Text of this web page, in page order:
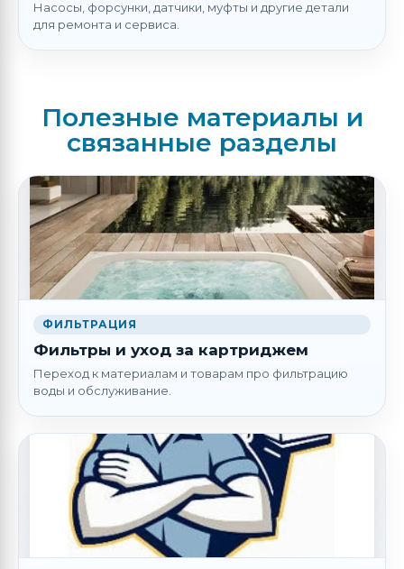
Насосы, форсунки, датчики, муфты и другие детали
для ремонта и сервиса.
Полезные материалы и
связанные разделы
ФИЛЬТРАЦИЯ
Фильтры и уход за картриджем
Переход к материалам и товарам про фильтрацию
воды и обслуживание.